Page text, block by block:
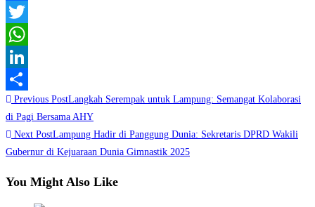
Facebook
Twitter
WhatsApp
LinkedIn
Share
Read
more
articles
Previous PostLangkah Serempak untuk Lampung: Semangat Kolaborasi
di Pagi Bersama AHY
Next PostLampung Hadir di Panggung Dunia: Sekretaris DPRD Wakili
Gubernur di Kejuaraan Dunia Gimnastik 2025
You Might Also Like